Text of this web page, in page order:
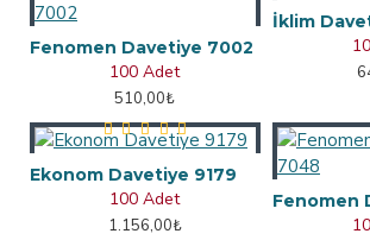
Fenomen Davetiye 7002
100 Adet
510,00₺
İklim
Ekonom Davetiye 9179
100 Adet
1.156,00₺
Fenomen